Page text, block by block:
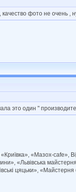
фото не очень ,
это один "
«Мазох-cafе»,
«Львівська
цяцьки»,